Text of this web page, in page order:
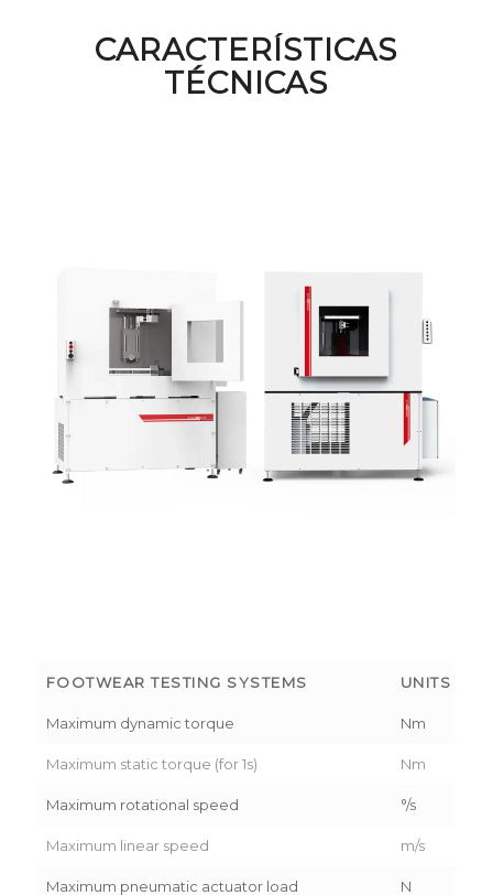
CARACTERÍSTICAS
TÉCNICAS
FOOTWEAR TESTING SYSTEMS UNITS
Maximum dynamic torque Nm
Maximum static torque (for 1s) Nm
Maximum rotational speed °/s
Maximum linear speed m/s
Maximum pneumatic actuator load N